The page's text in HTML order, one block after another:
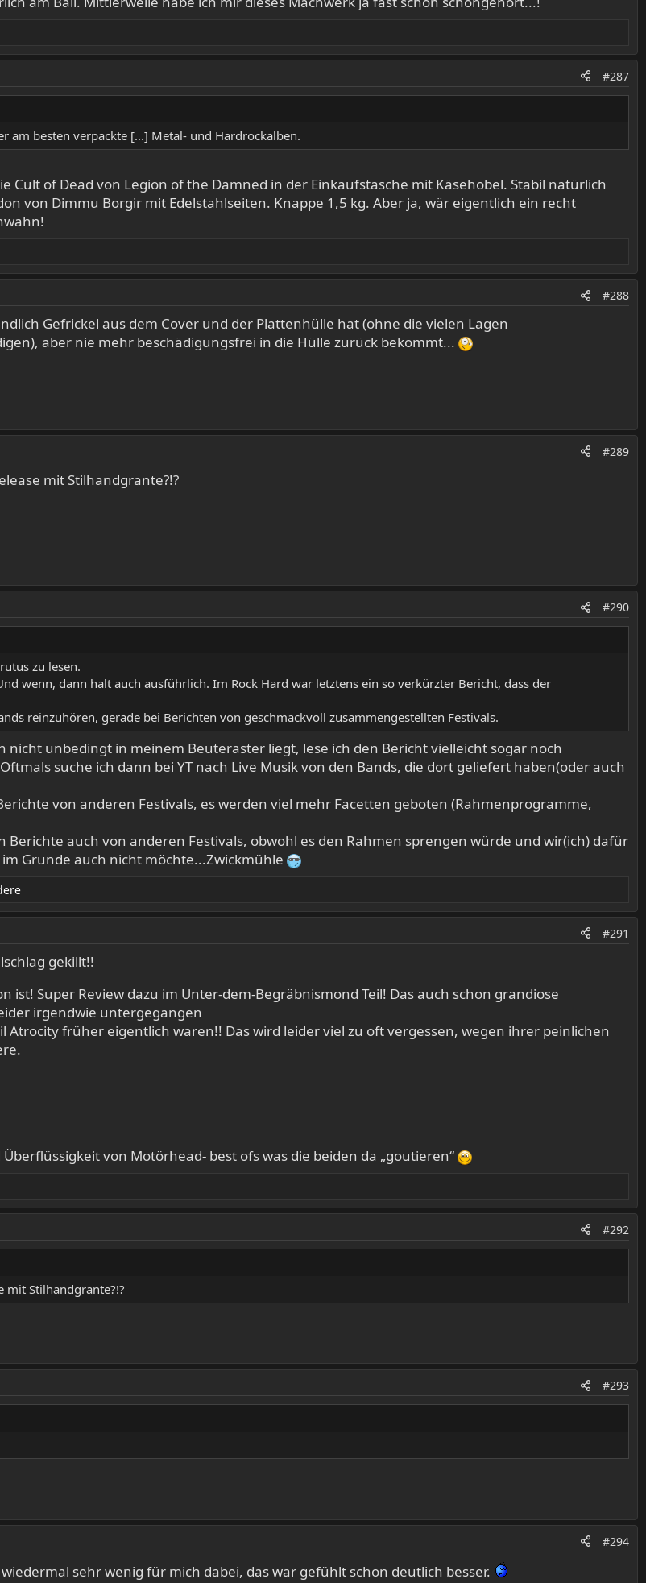
#287
am besten verpackte [...] Metal- und Hardrockalben.
Cult of Dead von Legion of the Damned in der Einkaufstasche mit Käsehobel. Stabil natürlich
von Dimmu Borgir mit Edelstahlseiten. Knappe 1,5 kg. Aber ja, wär eigentlich ein recht
#288
Gefrickel aus dem Cover und der Plattenhülle hat (ohne die vielen Lagen
aber nie mehr beschädigungsfrei in die Hülle zurück bekommt...
#289
mit Stilhandgrante?!?
#290
zu lesen.
wenn, dann halt auch ausführlich. Im Rock Hard war letztens ein so verkürzter Bericht, dass der
reinzuhören, gerade bei Berichten von geschmackvoll zusammengestellten Festivals.
nicht unbedingt in meinem Beuteraster liegt, lese ich den Bericht vielleicht sogar noch
suche ich dann bei YT nach Live Musik von den Bands, die dort geliefert haben(oder auch
von anderen Festivals, es werden viel mehr Facetten geboten (Rahmenprogramme,
auch von anderen Festivals, obwohl es den Rahmen sprengen würde und wir(ich) dafür
Grunde auch nicht möchte...Zwickmühle
#291
gekillt!!
ist! Super Review dazu im Unter-dem-Begräbnismond Teil! Das auch schon grandiose
irgendwie untergegangen
früher eigentlich waren!! Das wird leider viel zu oft vergessen, wegen ihrer peinlichen
von Motörhead- best ofs was die beiden da „goutieren“
#292
mit Stilhandgrante?!?
#293
#294
sehr wenig für mich dabei, das war gefühlt schon deutlich besser.